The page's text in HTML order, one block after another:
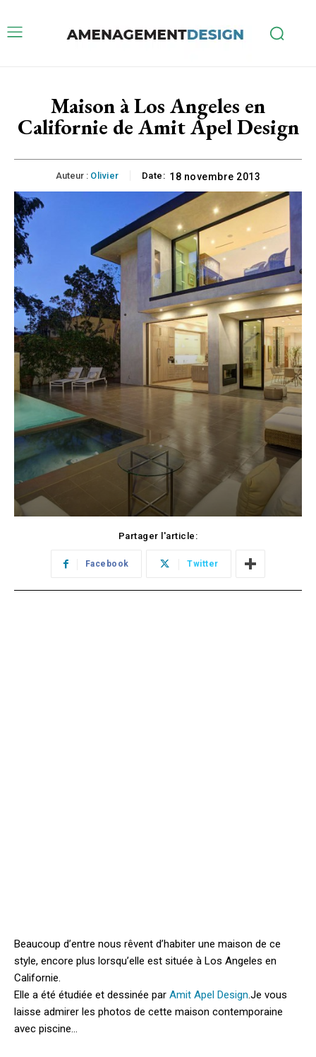
Maison à Los Angeles en
Californie de Amit Apel Design
Auteur : Olivier Date: 18 novembre 2013
Partager l'article:
Facebook Twitter
Beaucoup d’entre nous rêvent d’habiter une maison de ce
style, encore plus lorsqu’elle est située à Los Angeles en
Californie.
Elle a été étudiée et dessinée par Amit Apel Design.Je vous
laisse admirer les photos de cette maison contemporaine
avec piscine…